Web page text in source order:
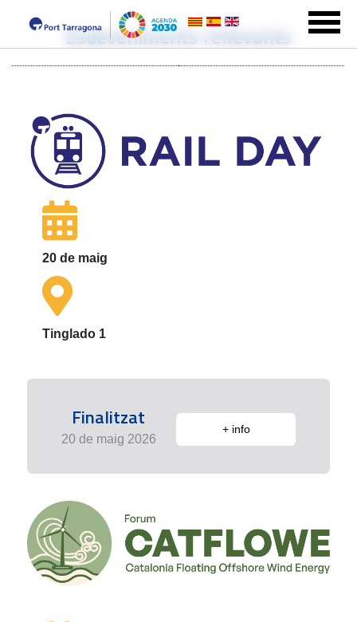
Esdeveniments rellevants
20 de maig
Tinglado 1
Finalitzat
20 de maig 2026
+ info